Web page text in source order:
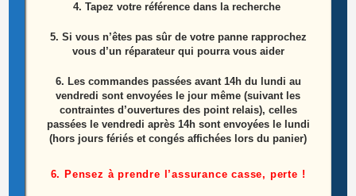
Ensemble Haut Parleurs Pc ASUS R510J
15,00€
4. Tapez votre référence dans la recherche
5. Si vous n’êtes pas sûr de votre panne rapprochez
vous d’un réparateur qui pourra vous aider
6. Les commandes passées avant 14h du lundi au
vendredi sont envoyées le jour même (suivant les
contraintes d’ouvertures des point relais), celles
passées le vendredi après 14h sont envoyées le lundi
(hors jours fériés et congés affichées lors du panier)
6. Pensez à prendre l’assurance casse, perte !